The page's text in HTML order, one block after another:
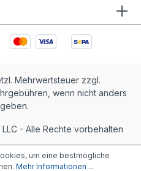
Mehrwertsteuer zzgl.
wenn nicht anders
- Alle Rechte vorbehalten
um eine bestmögliche
Mehr Informationen ...